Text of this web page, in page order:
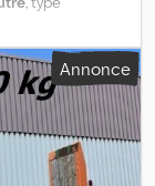
du véhicule :
stabilisation
Superstructure :
points,
du treuil : 10,7
Annonce